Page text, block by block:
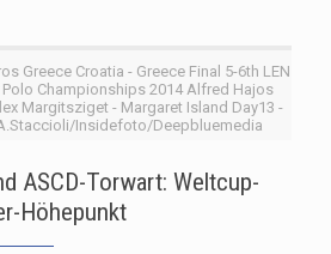
Greece Croatia - Greece Final 5-6th LEN
Polo Championships 2014 Alfred Hajos
Margitsziget - Margaret Island Day13 -
Insidefoto/Deepbluemedia
ASCD-Torwart: Weltcup-
Höhepunkt